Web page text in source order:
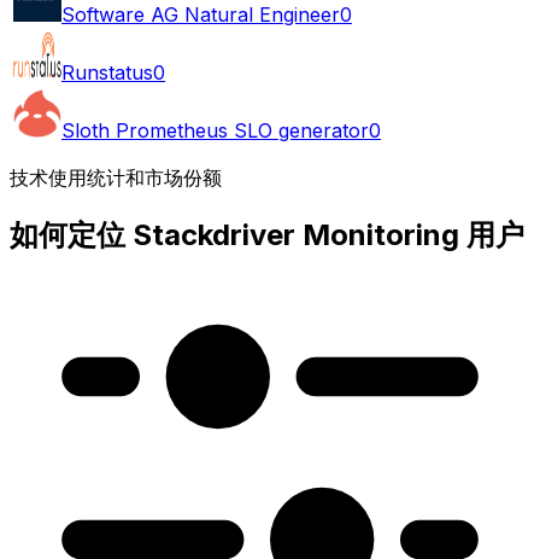
Software AG Natural Engineer0
Runstatus0
Sloth Prometheus SLO generator0
技术使用统计和市场份额
如何定位 Stackdriver Monitoring 用户